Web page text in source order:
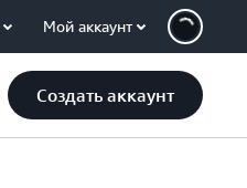
Мой аккаунт
Создать аккаунт